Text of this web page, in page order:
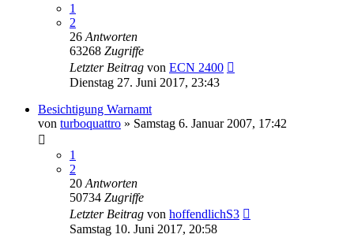
1
2
26 Antworten
63268 Zugriffe
Letzter Beitrag von ECN 2400
Dienstag 27. Juni 2017, 23:43
Besichtigung Warnamt
von turboquattro » Samstag 6. Januar 2007, 17:42
1
2
20 Antworten
50734 Zugriffe
Letzter Beitrag von hoffendlichS3
Samstag 10. Juni 2017, 20:58